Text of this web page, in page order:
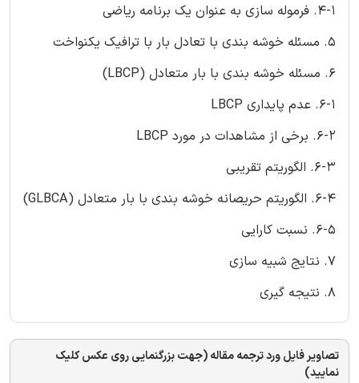
4-1. فرموله سازی به عنوان یک برنامه ریاضی
5. مسئله خوشه بندی با تعادل بار با ترافیک یکنواخت
6. مسئله خوشه بندی با بار متعادل (LBCP)
6-1. عدم پایداری LBCP
6-2. برخی از مشاهدات در مورد LBCP
6-3. الگوریتم تقریبی
6-4. الگوریتم حريصانه خوشه بندی با بار متعادل (GLBCA)
6-5. نسبت کارایی
7. نتایج شبیه سازی
8. نتیجه گیری
تصاویر فایل ورد ترجمه مقاله (جهت بزرگنمایی روی عکس کلیک
نمایید)